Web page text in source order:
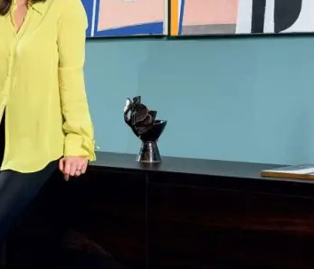
FB IN TW YT LN VB